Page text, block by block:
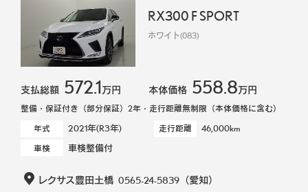
RX300 F SPORT
ホワイト(083)
支払総額 572.1万円 本体価格 558.8万円
整備・保証付き（部分保証）2年・走行距離無制限（本体価格に含む）
年式
2021年(R3年) 走行距離 46,000km
車検 車検整備付
レクサス豊田土橋 0565-24-5839（愛知）